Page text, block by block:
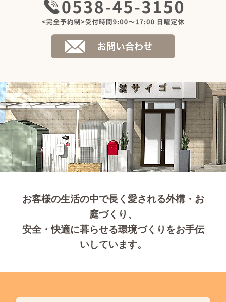
お客様の生活の中で長く愛される外構・お
庭づくり、
安全・快適に暮らせる環境づくりをお手伝
いしています。